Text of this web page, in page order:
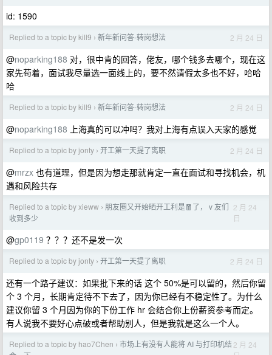
id: 1590
Replied to a topic by kill9 › 新年新问答-转岗想法 2 月 24 日
@noparking188 对，很中肯的回答，佬友，哪个钱多去哪个，现在这
家先苟着，面试我尽量选一面线上的，要不然请假太多也不好，哈哈
哈
Replied to a topic by kill9 › 新年新问答-转岗想法 2 月 24 日
@noparking188 上海真的可以冲吗？我对上海有点误入天家的感觉
Replied to a topic by jonty › 开工第一天提了离职 2 月 24 日
@mrzx 也有道理，但是因为想走那就肯定一直在面试和寻找机会，机
遇和风险共存
Replied to a topic by xieww › 朋友圈又开始晒开工利是🧧了， v 友们
收到多少
2 月 24
日
@gp0119 ？？？还不是发一次
Replied to a topic by jonty › 开工第一天提了离职 2 月 24 日
还有一个路子建议：如果批下来的话 这个 50%是可以留的，然后你留
个 3 个月，长期肯定待不下去了，因为你已经有不稳定性了。为什么
建议你留 3 个月因为你的下份工作 hr 会结合你上份薪资参考而定。
有人说我不要好心点破或者帮助别人，但是我就是这么一个人。
Replied to a topic by hao7Chen › 市场上有没有人能将 AI 与打印机结2 月 24